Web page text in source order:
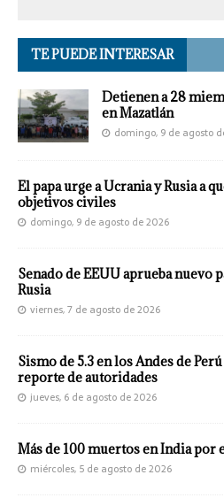
TE PUEDE INTERESAR
Detienen a 28
en Mazatlán
domingo, 9 de agosto
El papa urge a Ucrania y Rusia a
objetivos civiles
domingo, 9 de agosto de 2026
Senado de EEUU aprueba nuevo
Rusia
viernes, 7 de agosto de 2026
Sismo de 5.3 en los Andes de
reporte de autoridades
jueves, 6 de agosto de 2026
Más de 100 muertos en India por
miércoles, 5 de agosto de 2026